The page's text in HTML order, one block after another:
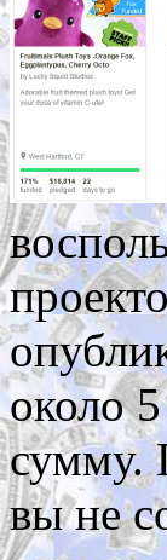
около
сумму.
вы не